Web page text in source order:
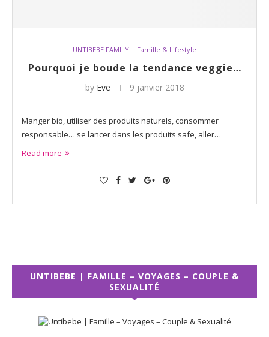
UNTIBEBE FAMILY | Famille & Lifestyle
Pourquoi je boude la tendance veggie…
by Eve 9 janvier 2018
Manger bio, utiliser des produits naturels, consommer
responsable… se lancer dans les produits safe, aller…
Read more
UNTIBEBE | FAMILLE – VOYAGES – COUPLE &
SEXUALITÉ